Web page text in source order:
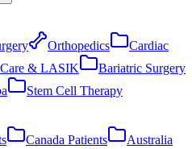
Orthopedics
Cardiac
& LASIK
Bariatric Surgery
Stem Cell Therapy
Canada Patients
Australia